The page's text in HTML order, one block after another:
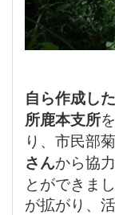
自ら作成し
所鹿本支所
り、市民部
さんから協
とができま
が拡がり、